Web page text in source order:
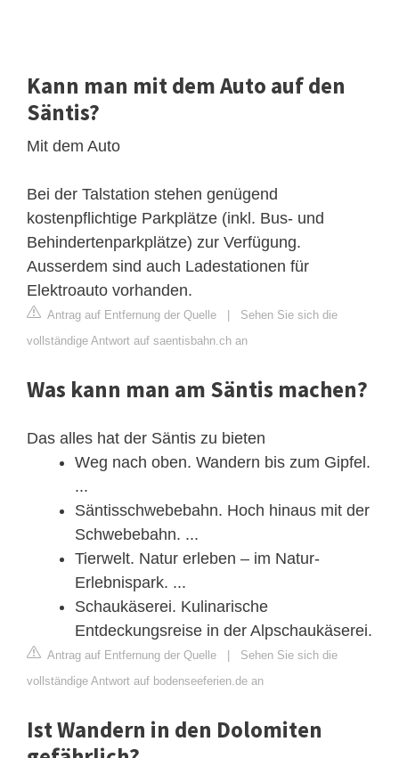
Kann man mit dem Auto auf den
Säntis?
Mit dem Auto
Bei der Talstation stehen genügend
kostenpflichtige Parkplätze (inkl. Bus- und
Behindertenparkplätze) zur Verfügung.
Ausserdem sind auch Ladestationen für
Elektroauto vorhanden.
Antrag auf Entfernung der Quelle | Sehen Sie sich die
vollständige Antwort auf saentisbahn.ch an
Was kann man am Säntis machen?
Das alles hat der Säntis zu bieten
Weg nach oben. Wandern bis zum Gipfel.
...
Säntisschwebebahn. Hoch hinaus mit der
Schwebebahn. ...
Tierwelt. Natur erleben – im Natur-
Erlebnispark. ...
Schaukäserei. Kulinarische
Entdeckungsreise in der Alpschaukäserei.
Antrag auf Entfernung der Quelle | Sehen Sie sich die
vollständige Antwort auf bodenseeferien.de an
Ist Wandern in den Dolomiten